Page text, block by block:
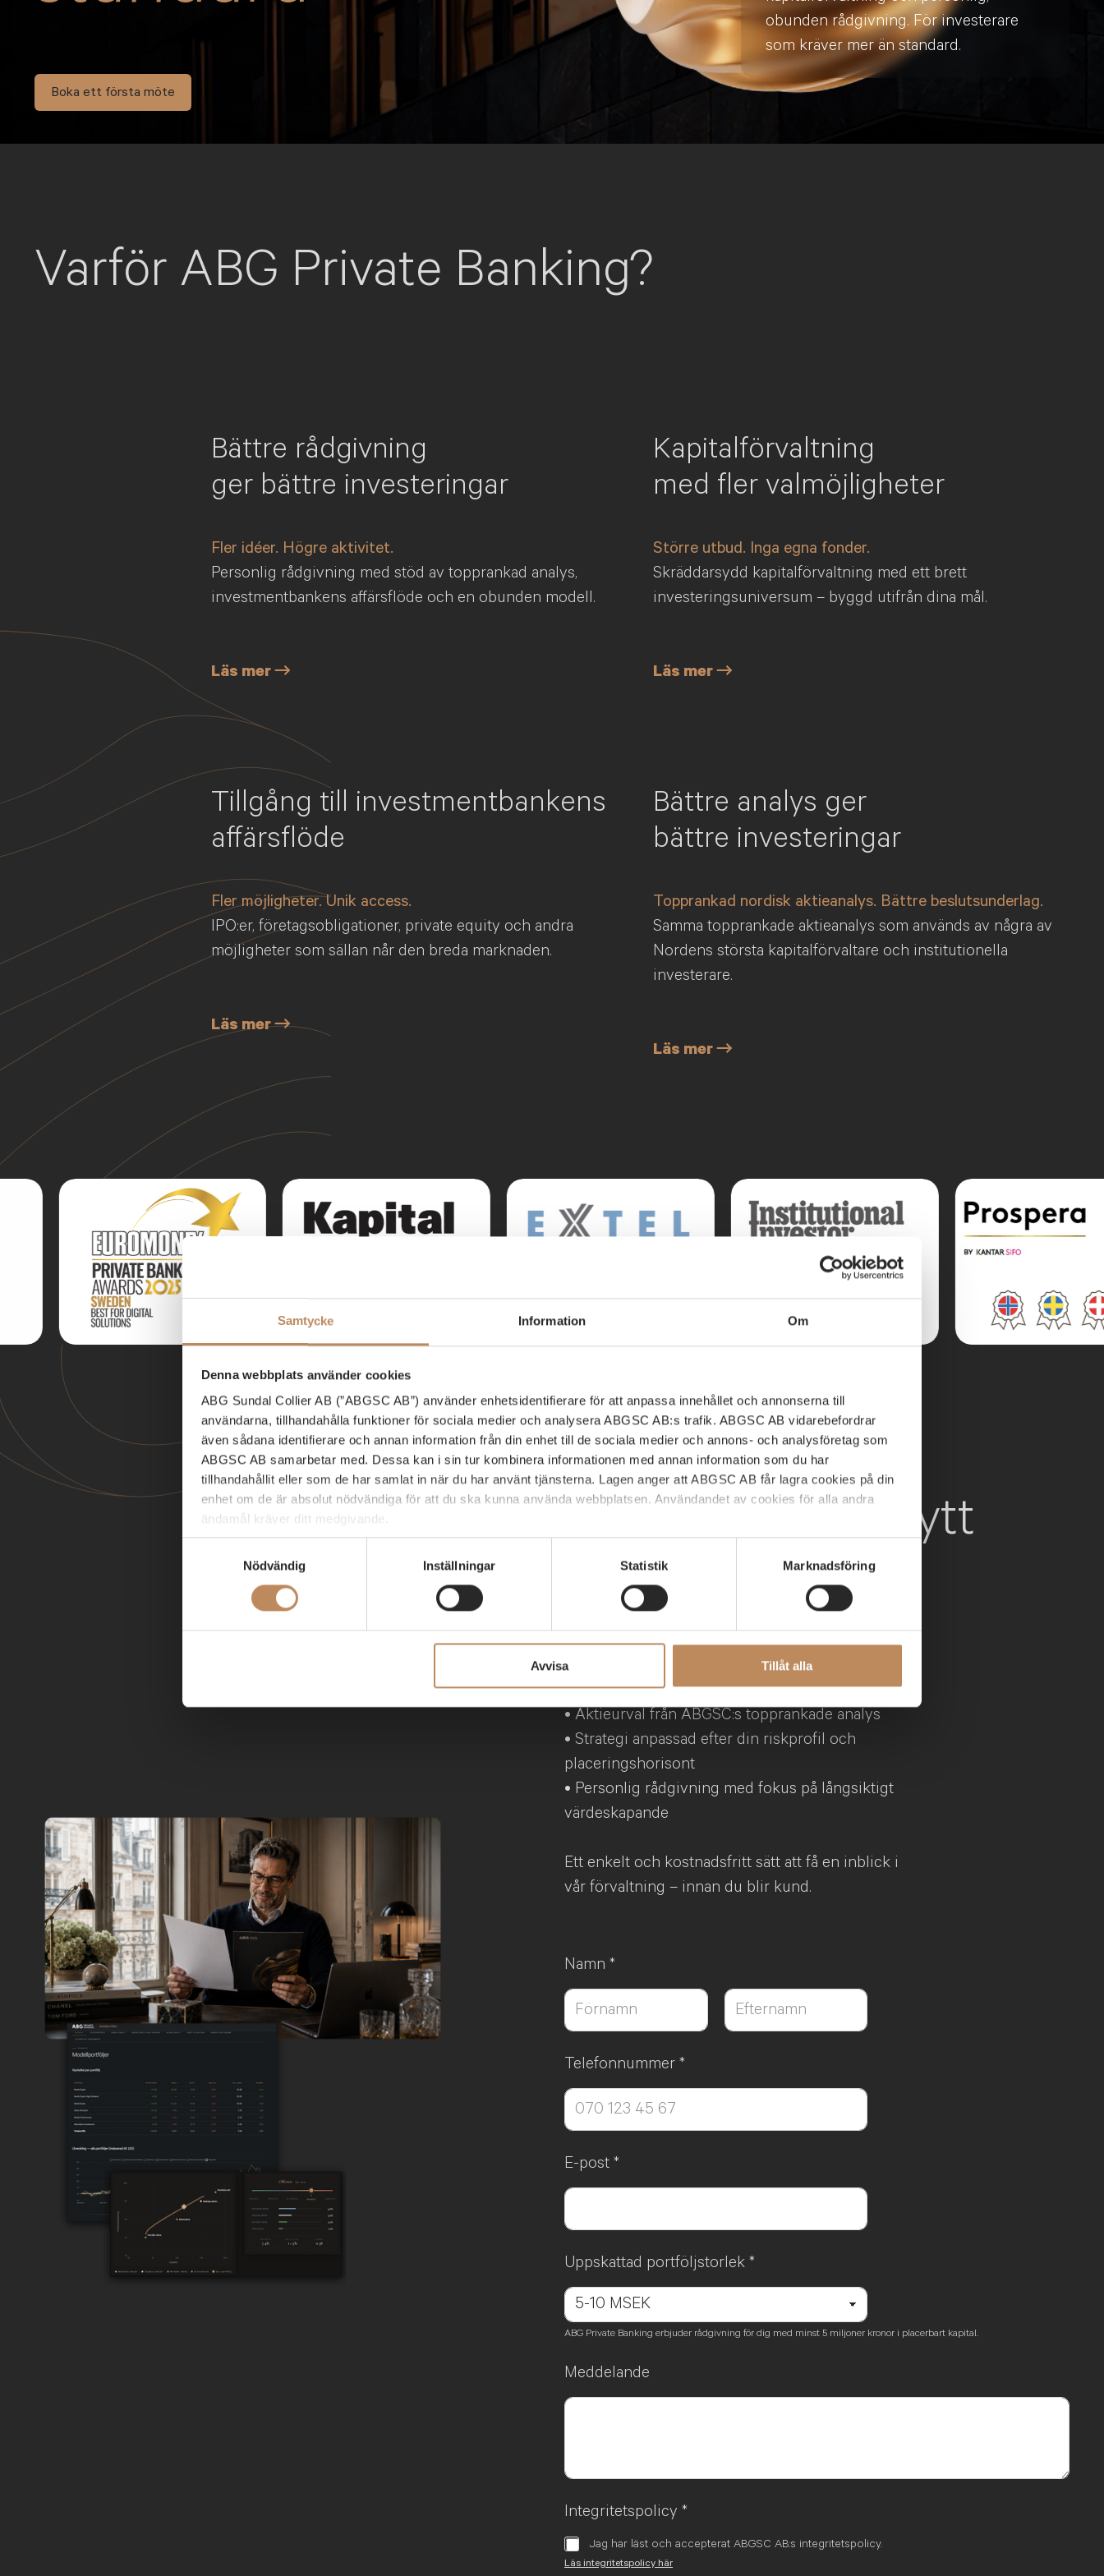
Samtycke Information Om
Denna webbplats använder cookies
ABG Sundal Collier AB (”ABGSC AB”) använder enhetsidentifierare för att anpassa innehållet och annonserna till
användarna, tillhandahålla funktioner för sociala medier och analysera ABGSC AB:s trafik. ABGSC AB vidarebefordrar
även sådana identifierare och annan information från din enhet till de sociala medier och annons- och analysföretag som
ABGSC AB samarbetar med. Dessa kan i sin tur kombinera informationen med annan information som du har
tillhandahållit eller som de har samlat in när du har använt tjänsterna. Lagen anger att ABGSC AB får lagra cookies på din
enhet om de är absolut nödvändiga för att du ska kunna använda webbplatsen. Användandet av cookies för alla andra
ändamål kräver ditt medgivande.
Du kan när som helst ändra eller dra tillbaka ditt samtycke till cookie-förklaringen på ABGSC AB:s webbplats. Om du har
ytterligare frågor kring ABGSC AB:s behandling av dina personuppgifter, vänligen kontakta ABGSC AB via e-post
dataprotection@abgsc.com
Nödvändig
Inställningar Statistik Marknadsföring
Avvisa Tillåt alla
Boka ett första möte
obunden rådgivning. För investerare
som kräver mer än standard.
Varför ABG Private Banking?
Bättre rådgivning
ger bättre investeringar
Fler idéer. Högre aktivitet.
Personlig rådgivning med stöd av topprankad analys,
investmentbankens affärsflöde och en obunden modell.
Läs mer →
Kapitalförvaltning
med fler valmöjligheter
Större utbud. Inga egna fonder.
Skräddarsydd kapitalförvaltning med ett brett
investeringsuniversum – byggd utifrån dina mål.
Läs mer →
Tillgång till investmentbankens
affärsflöde
Fler möjligheter. Unik access.
IPO:er, företagsobligationer, private equity och andra
möjligheter som sällan når den breda marknaden.
Läs mer →
Bättre analys ger
bättre investeringar
Topprankad nordisk aktieanalys. Bättre beslutsunderlag.
Samma topprankade aktieanalys som används av några av
Nordens största kapitalförvaltare och institutionella
investerare.
Läs mer →
Få ett skräddarsytt
portföljförslag
• Portföljförslag baserat på aktuella
investeringsidéer och marknadssyn
• Aktieurval från ABGSC:s topprankade analys
• Strategi anpassad efter din riskprofil och
placeringshorisont
• Personlig rådgivning med fokus på långsiktigt
värdeskapande
Ett enkelt och kostnadsfritt sätt att få en inblick i
vår förvaltning – innan du blir kund.
Namn *
Telefonnummer *
E-post *
Uppskattad portföljstorlek *
ABG Private Banking erbjuder rådgivning för dig med minst 5 miljoner kronor i placerbart kapital.
Meddelande
Integritetspolicy *
Jag har läst och accepterat ABGSC AB:s integritetspolicy.
Läs integritetspolicy här